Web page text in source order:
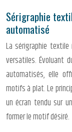
Sérigraphie
automatisé
La sérigraphie
versatiles. Évoluant
automatisés, elle
motifs à plat. Le
un écran tendu sur
former le motif désiré.